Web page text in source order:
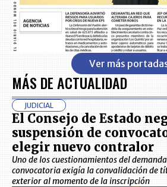
Ver más
MÁS DE ACTUALIDAD
JUDICIAL
El Consejo de Estado
suspensión de
elegir nuevo contralor
Uno de los cuestionamientos del
convocatoria exigía la convalidación de
exterior al momento de la inscripción